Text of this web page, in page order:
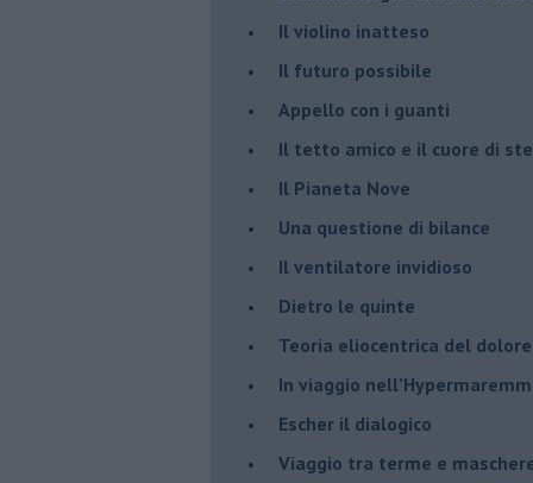
​Il violino inatteso
​Il futuro possibile
​Appello con i guanti
​Il tetto amico e il cuore di
​Il Pianeta Nove
​Una questione di bilance
​Il ventilatore invidioso
​Dietro le quinte
​Teoria eliocentrica del dolore
In viaggio
​Escher il dialogico
​Viaggio tra terme e